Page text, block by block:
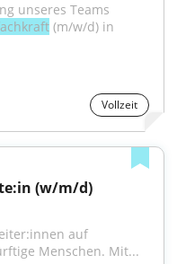
unseres Teams
(m/w/d) in
Vollzeit
(w/m/d)
auf
Menschen. Mit...